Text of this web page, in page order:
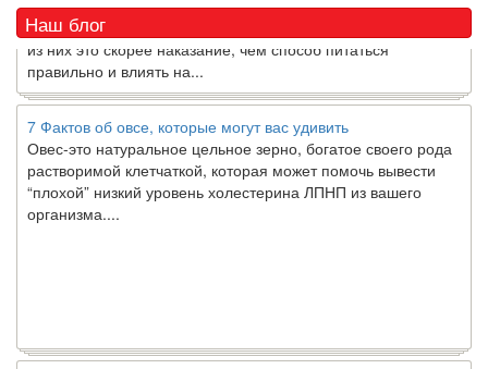
Наш блог
приходят в нашужизньи быстро исчезают из нее. Многие
из них это скорее наказание, чем способ питаться
правильно и влиять на...
7 Фактов об овсе, которые могут вас удивить
Овес-это натуральное цельное зерно, богатое своего рода
растворимой клетчаткой, которая может помочь вывести
“плохой” низкий уровень холестерина ЛПНП из вашего
организма....